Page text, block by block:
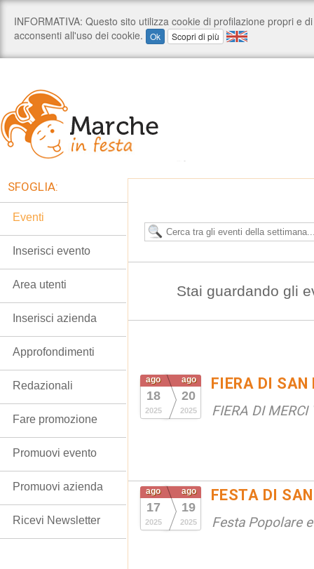
Stai guardando gli
ago
18
2025
ago
20
2025
FIERA DI SAN
FIERA DI MERCI
ago
17
2025
ago
19
2025
FESTA DI
Festa Popolare
SFOGLIA:
Eventi
Inserisci evento
Area utenti
Inserisci azienda
Approfondimenti
Redazionali
Fare promozione
Promuovi evento
Promuovi azienda
Ricevi Newsletter